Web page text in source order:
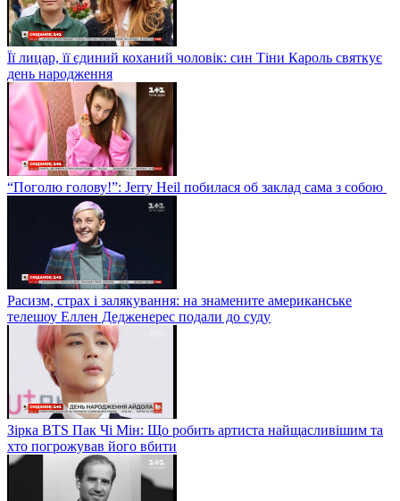
Її лицар, її єдиний коханий чоловік: син Тіни Кароль святкує
день народження
“Поголю голову!”: Jerry Heil побилася об заклад сама з собою
Расизм, страх і залякування: на знамените американське
телешоу Еллен Дедженерес подали до суду
Зірка BTS Пак Чі Мін: Що робить артиста найщасливішим та
хто погрожував його вбити